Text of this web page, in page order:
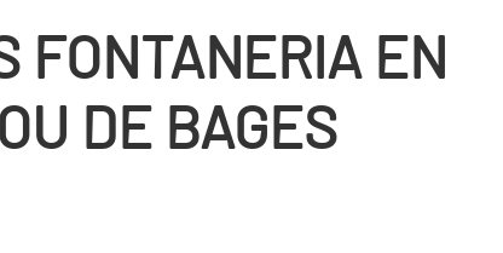
FONTANERIA EN
DE BAGES